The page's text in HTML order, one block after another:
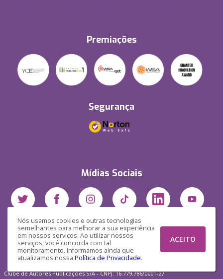
Nós usamos cookies e outras tecnologias
semelhantes para melhorar a sua experiência
em nossos serviços. Ao utilizar nossos
serviços, você concorda com tal
monitoramento. Informamos ainda que
atualizamos nossa Política de Privacidade.
ACEITO
Premiações
Segurança
Mídias Sociais
Clube de Autores Publicações S/A - CNPJ: 16.779.786/0001-27